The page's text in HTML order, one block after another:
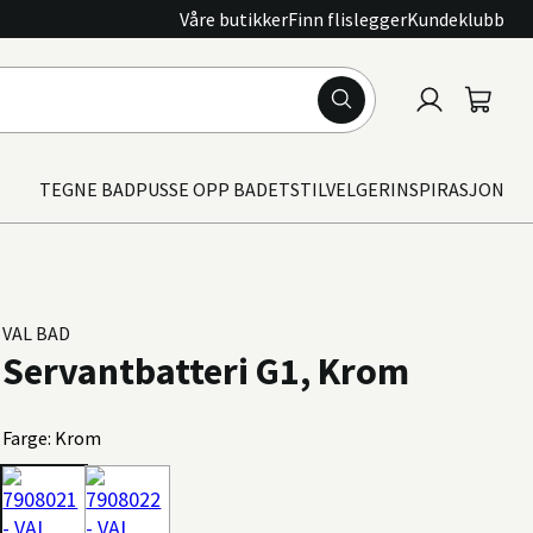
Våre butikkerFinn flisleggerKundeklubb
TEGNE BADPUSSE OPP BADETSTILVELGERINSPIRASJON
VAL BAD
Servantbatteri G1, Krom
Farge: Krom